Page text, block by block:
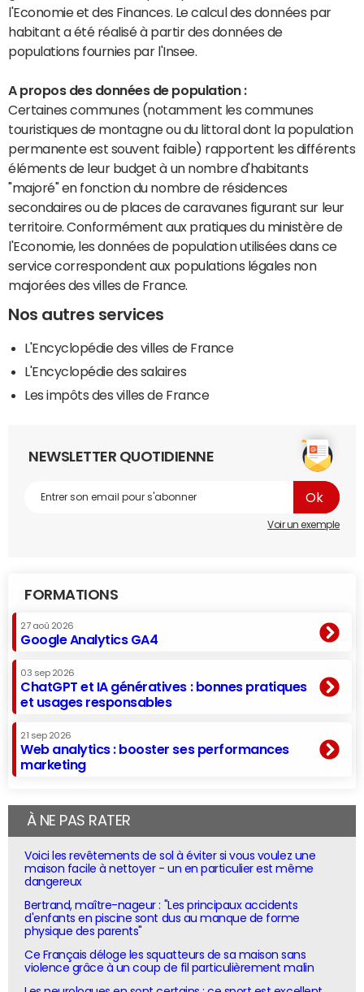
l'Economie et des Finances. Le calcul des données par
habitant a été réalisé à partir des données de
populations fournies par l'Insee.
A propos des données de population :
Certaines communes (notamment les communes
touristiques de montagne ou du littoral dont la population
permanente est souvent faible) rapportent les différents
éléments de leur budget à un nombre d'habitants
"majoré" en fonction du nombre de résidences
secondaires ou de places de caravanes figurant sur leur
territoire. Conformément aux pratiques du ministère de
l'Economie, les données de population utilisées dans ce
service correspondent aux populations légales non
majorées des villes de France.
Nos autres services
L'Encyclopédie des villes de France
L'Encyclopédie des salaires
Les impôts des villes de France
NEWSLETTER QUOTIDIENNE
Voir un exemple
FORMATIONS
27 aoû 2026
Google Analytics GA4
03 sep 2026
ChatGPT et IA génératives : bonnes pratiques
et usages responsables
21 sep 2026
Web analytics : booster ses performances
marketing
À NE PAS RATER
Voici les revêtements de sol à éviter si vous voulez une
maison facile à nettoyer - un en particulier est même
dangereux
Bertrand, maître-nageur : "Les principaux accidents
d'enfants en piscine sont dus au manque de forme
physique des parents"
Ce Français déloge les squatteurs de sa maison sans
violence grâce à un coup de fil particulièrement malin